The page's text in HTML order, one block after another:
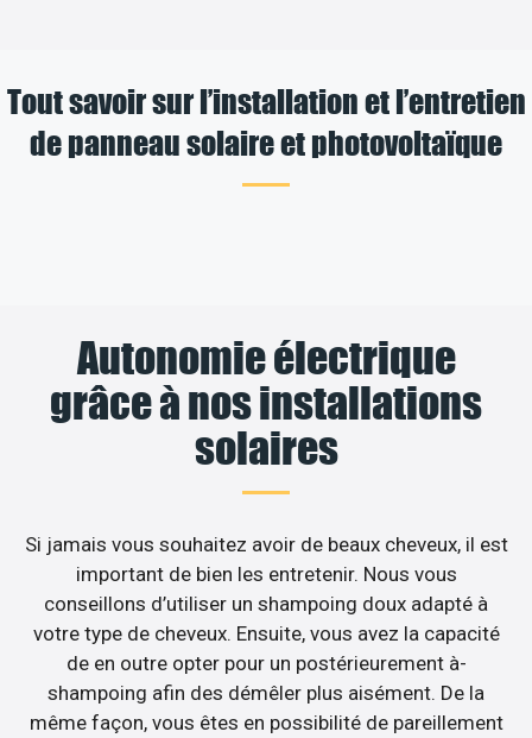
Tout savoir sur l’installation et l’entretien
de panneau solaire et photovoltaïque
Autonomie électrique
grâce à nos installations
solaires
Si jamais vous souhaitez avoir de beaux cheveux, il est
important de bien les entretenir. Nous vous
conseillons d’utiliser un shampoing doux adapté à
votre type de cheveux. Ensuite, vous avez la capacité
de en outre opter pour un postérieurement à-
shampoing afin des démêler plus aisément. De la
même façon, vous êtes en possibilité de pareillement